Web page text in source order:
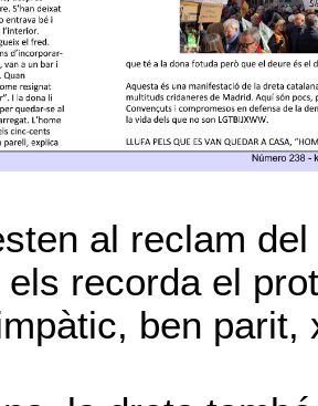
al reclam
recorda el
ben parit,